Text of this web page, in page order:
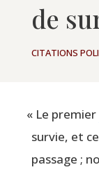
de
CITATIONS
« Le pre­mier
sur­vie, et
pas­sage ;